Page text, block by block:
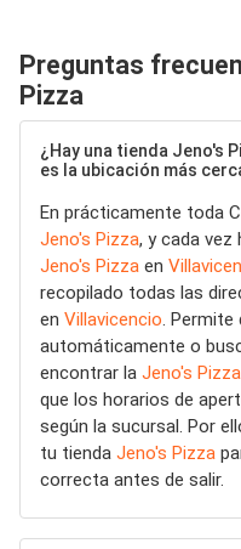
Preguntas
Pizza
¿Hay una tienda Jeno's
es la ubicación más
En prácticamente toda
Jeno's Pizza, y cada vez
Jeno's Pizza en
recopilado todas las
en Villavicencio. Permite
automáticamente o
encontrar la Jeno's Pizza
que los horarios de
según la sucursal. Por
tu tienda Jeno's Pizza
correcta antes de salir.